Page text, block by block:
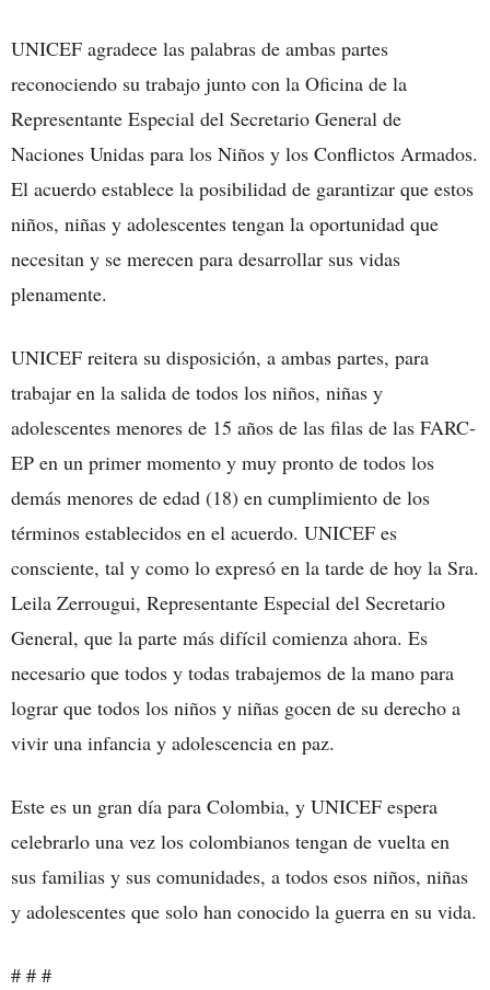
UNICEF agradece las palabras de ambas partes
reconociendo su trabajo junto con la Oficina de la
Representante Especial del Secretario General de
Naciones Unidas para los Niños y los Conflictos Armados.
El acuerdo establece la posibilidad de garantizar que estos
niños, niñas y adolescentes tengan la oportunidad que
necesitan y se merecen para desarrollar sus vidas
plenamente.
UNICEF reitera su disposición, a ambas partes, para
trabajar en la salida de todos los niños, niñas y
adolescentes menores de 15 años de las filas de las FARC-
EP en un primer momento y muy pronto de todos los
demás menores de edad (18) en cumplimiento de los
términos establecidos en el acuerdo. UNICEF es
consciente, tal y como lo expresó en la tarde de hoy la Sra.
Leila Zerrougui, Representante Especial del Secretario
General, que la parte más difícil comienza ahora. Es
necesario que todos y todas trabajemos de la mano para
lograr que todos los niños y niñas gocen de su derecho a
vivir una infancia y adolescencia en paz.
Este es un gran día para Colombia, y UNICEF espera
celebrarlo una vez los colombianos tengan de vuelta en
sus familias y sus comunidades, a todos esos niños, niñas
y adolescentes que solo han conocido la guerra en su vida.
# # #